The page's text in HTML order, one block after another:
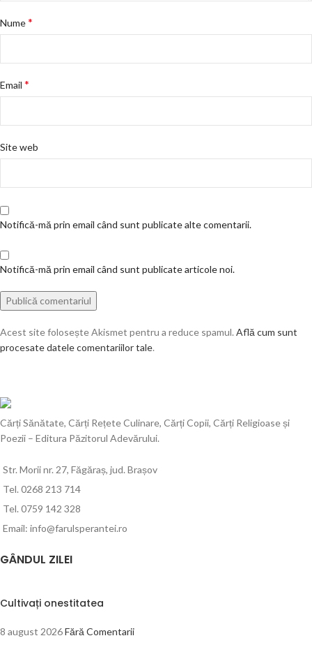
Nume*
Email *
Site web
Notifică-mă prin email când sunt publicate alte comentarii.
Notifică-mă prin email când sunt publicate articole noi.
Acest site folosește Akismet pentru a reduce spamul. Află cum sunt
procesate datele comentariilor tale.
Cărți Sănătate, Cărți Rețete Culinare, Cărți Copii, Cărți Religioase și
Poezii – Editura Păzitorul Adevărului.
Str. Morii nr. 27, Făgăraș, jud. Brașov
Tel. 0268 213 714
Tel. 0759 142 328
Email: info@farulsperantei.ro
GÂNDUL ZILEI
Cultivați onestitatea
8 august 2026Fără Comentarii